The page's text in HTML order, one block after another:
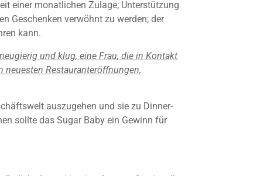
einer monatlichen Zulage; Unterstützung
Geschenken verwöhnt zu werden; der
kann.
und klug, eine Frau, die in Kontakt
Restauranteröffnungen,
auszugehen und sie zu Dinner-
sollte das Sugar Baby ein Gewinn für